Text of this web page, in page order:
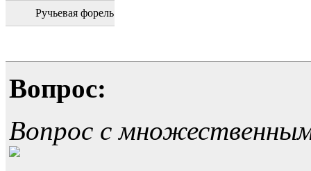
Ручьевая форель
Вопрос:
Вопрос с